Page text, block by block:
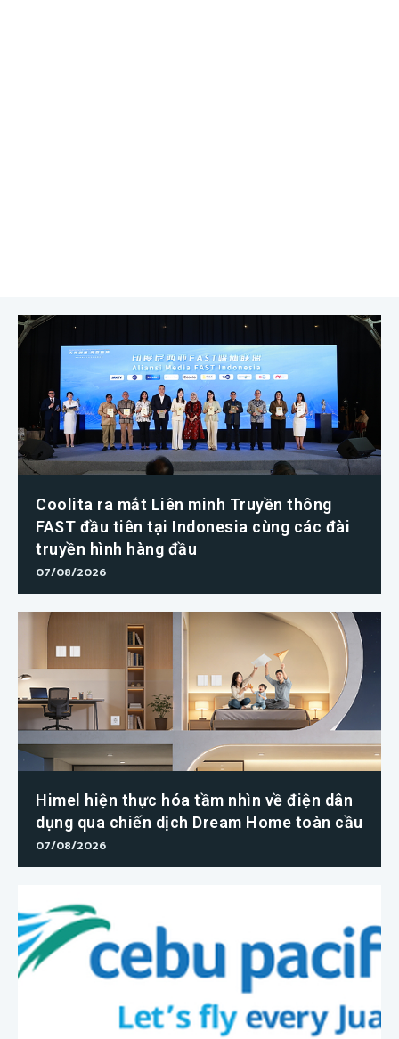
Coolita ra mắt Liên minh Truyền thông
FAST đầu tiên tại Indonesia cùng các đài
truyền hình hàng đầu
07/08/2026
Himel hiện thực hóa tầm nhìn về điện dân
dụng qua chiến dịch Dream Home toàn cầu
07/08/2026